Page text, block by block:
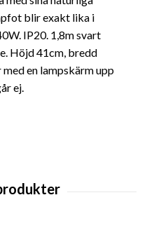
blir exakt lika i
IP20. 1,8m svart
Höjd 41cm, bredd
en lampskärm upp
ej.